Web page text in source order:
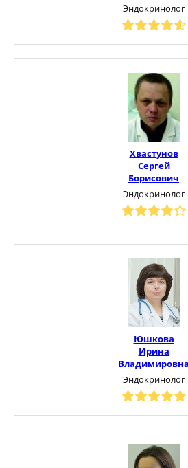
Эндокринолог
Хвастунов
Сергей
Борисович
Эндокринолог
Юшкова
Ирина
Владимировна
Эндокринолог